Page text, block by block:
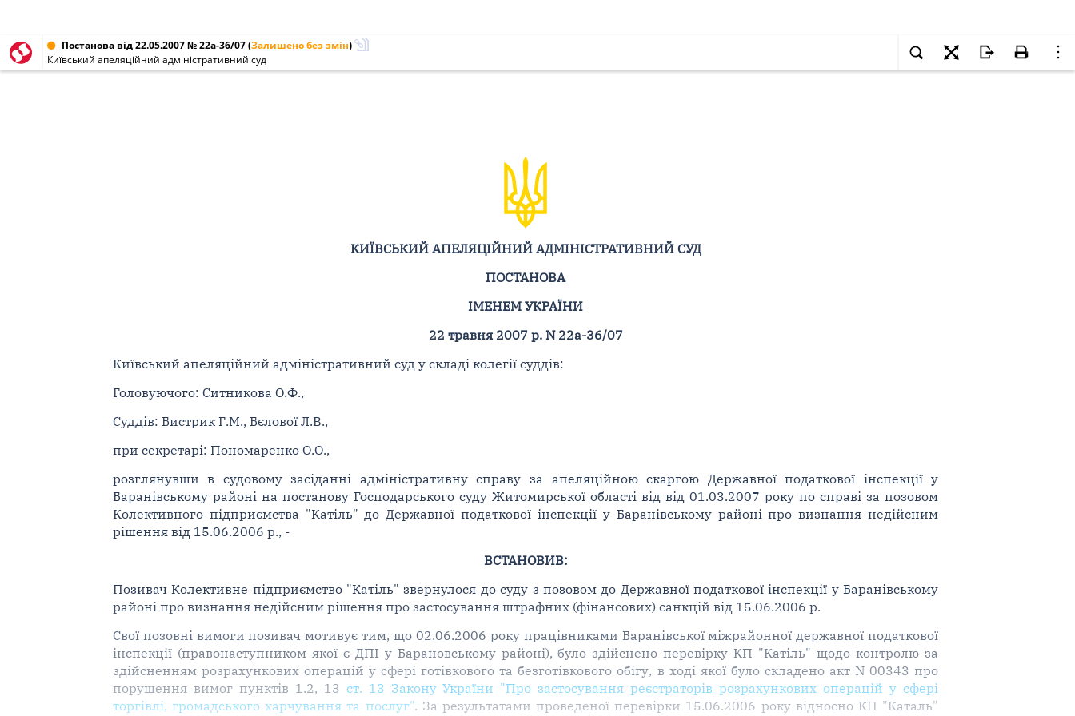
Постанова від 22.05.2007 № 22а-36/07(Залишено без змін)
Київський апеляційний адміністративний суд
КИЇВСЬКИЙ АПЕЛЯЦІЙНИЙ АДМІНІСТРАТИВНИЙ СУД
ПОСТАНОВА
ІМЕНЕМ УКРАЇНИ
22 травня 2007 р. N 22а-36/07
Київський апеляційний адміністративний суд у складі колегії суддів:
Головуючого: Ситникова О.Ф.,
Суддів: Бистрик Г.М., Бєлової Л.В.,
при секретарі: Пономаренко О.О.,
розглянувши в судовому засіданні адміністративну справу за апеляційною скаргою Державної податкової інспекції у
Баранівському районі на постанову Господарського суду Житомирської області від від 01.03.2007 року по справі за позовом
Колективного підприємства "Катіль" до Державної податкової інспекції у Баранівському районі про визнання недійсним
рішення від 15.06.2006 р., -
ВСТАНОВИВ:
Позивач Колективне підприємство "Катіль" звернулося до суду з позовом до Державної податкової інспекції у Баранівському
районі про визнання недійсним рішення про застосування штрафних (фінансових) санкцій від 15.06.2006 р.
Свої позовні вимоги позивач мотивує тим, що 02.06.2006 року працівниками Баранівської міжрайонної державної податкової
інспекції (правонаступником якої є ДПІ у Барановському районі), було здійснено перевірку КП "Катіль" щодо контролю за
здійсненням розрахункових операцій у сфері готівкового та безготівкового обігу, в ході якої було складено акт N 00343 про
порушення вимог пунктів 1.2, 13 ст. 13 Закону України "Про застосування реєстраторів розрахункових операцій у сфері
торгівлі, громадського харчування та послуг". За результатами проведеної перевірки 15.06.2006 року відносно КП "Каталь"